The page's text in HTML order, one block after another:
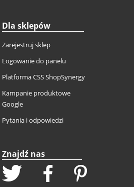
Dla sklepów
Zarejestruj sklep
Logowanie do panelu
Platforma CSS ShopSynergy
Kampanie produktowe
Google
Pytania i odpowiedzi
Znajdź nas